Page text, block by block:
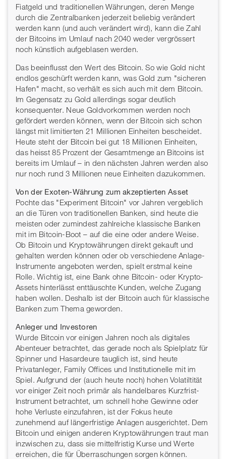
Fiatgeld und traditionellen Währungen, deren Menge
durch die Zentralbanken jederzeit beliebig verändert
werden kann (und auch verändert wird), kann die Zahl
der Bitcoins im Umlauf nach 2040 weder vergrössert
noch künstlich aufgeblasen werden.
Das beeinflusst den Wert des Bitcoin. So wie Gold nicht
endlos geschürft werden kann, was Gold zum "sicheren
Hafen" macht, so verhält es sich auch mit dem Bitcoin.
Im Gegensatz zu Gold allerdings sogar deutlich
konsequenter. Neue Goldvorkommen werden noch
gefördert werden können, wenn der Bitcoin sich schon
längst mit limitierten 21 Millionen Einheiten bescheidet.
Heute steht der Bitcoin bei gut 18 Millionen Einheiten,
das heisst 85 Prozent der Gesamtmenge an Bitcoins ist
bereits im Umlauf – in den nächsten Jahren werden also
nur noch rund 3 Millionen neue Einheiten dazukommen.
Von der Exoten-Währung zum akzeptierten Asset
Pochte das "Experiment Bitcoin" vor Jahren vergeblich
an die Türen von traditionellen Banken, sind heute die
meisten oder zumindest zahlreiche klassische Banken
mit im Bitcoin-Boot – auf die eine oder andere Weise.
Ob Bitcoin und Kryptowährungen direkt gekauft und
gehalten werden können oder ob verschiedene Anlage-
Instrumente angeboten werden, spielt erstmal keine
Rolle. Wichtig ist, eine Bank ohne Bitcoin- oder Krypto-
Assets hinterlässt enttäuschte Kunden, welche Zugang
haben wollen. Deshalb ist der Bitcoin auch für klassische
Banken zum Thema geworden.
Anleger und Investoren
Wurde Bitcoin vor einigen Jahren noch als digitales
Abenteuer betrachtet, das gerade noch als Spielplatz für
Spinner und Hasardeure tauglich ist, sind heute
Privatanleger, Family Offices und Institutionelle mit im
Spiel. Aufgrund der (auch heute noch) hohen Volatiltität
vor einiger Zeit noch primär als handelbares Kurzfrist-
Instrument betrachtet, um schnell hohe Gewinne oder
hohe Verluste einzufahren, ist der Fokus heute
zunehmend auf längerfristige Anlagen ausgerichtet. Dem
Bitcoin und einigen anderen Kryptowährungen traut man
inzwischen zu, dass sie mittelfristig Kurse und Werte
erreichen, die für Überraschungen sorgen können.